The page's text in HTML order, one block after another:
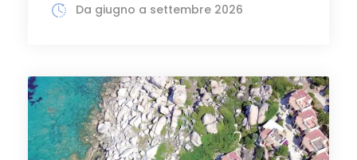
Da giugno a settembre 2026